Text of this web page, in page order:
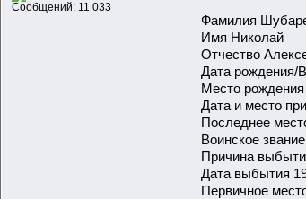
Сообщений: 11 033
Фамилия
Имя Николай
Отчество
Дата рождения/
Место
Дата и место
Последнее
Воинское
Причина
Дата выбытия
Первичное